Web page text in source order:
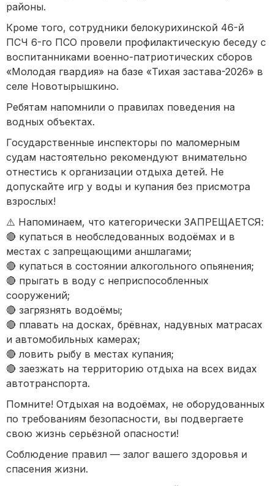
районы.
Кроме того, сотрудники белокурихинской 46-й
ПСЧ 6-го ПСО провели профилактическую беседу с
воспитанниками военно-патриотических сборов
«Молодая гвардия» на базе «Тихая застава-2026» в
селе Новотырышкино.
Ребятам напомнили о правилах поведения на
водных объектах.
Государственные инспекторы по маломерным
судам настоятельно рекомендуют внимательно
отнестись к организации отдыха детей. Не
допускайте игр у воды и купания без присмотра
взрослых!
⚠️ Напоминаем, что категорически ЗАПРЕЩАЕТСЯ:
🔴 купаться в необследованных водоёмах и в
местах с запрещающими аншлагами;
🔴 купаться в состоянии алкогольного опьянения;
🔴 прыгать в воду с неприспособленных
сооружений;
🔴 загрязнять водоёмы;
🔴 плавать на досках, брёвнах, надувных матрасах
и автомобильных камерах;
🔴 ловить рыбу в местах купания;
🔴 заезжать на территорию отдыха на всех видах
автотранспорта.
Помните! Отдыхая на водоёмах, не оборудованных
по требованиям безопасности, вы подвергаете
свою жизнь серьёзной опасности!
Соблюдение правил — залог вашего здоровья и
спасения жизни.